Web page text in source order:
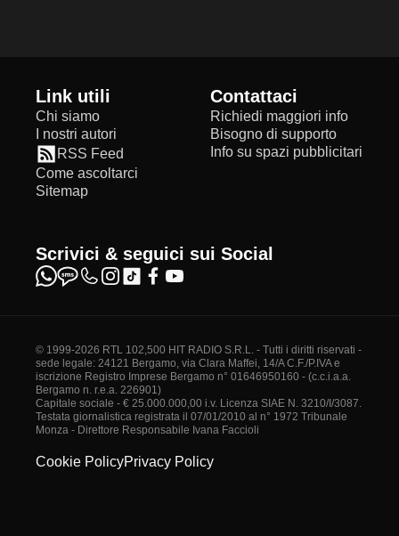
Link utili
Chi siamo
I nostri autori
RSS Feed
Come ascoltarci
Sitemap
Contattaci
Richiedi maggiori info
Bisogno di supporto
Info su spazi pubblicitari
Scrivici & seguici sui Social
© 1999-2026 RTL 102,500 HIT RADIO S.R.L. - Tutti i diritti riservati -
sede legale: 24121 Bergamo, via Clara Maffei, 14/A C.F./P.IVA e
iscrizione Registro Imprese Bergamo n° 01646950160 - (c.c.i.a.a.
Bergamo n. r.e.a. 226901)
Capitale sociale - € 25.000.000,00 i.v. Licenza SIAE N. 3210/I/3087.
Testata giornalistica registrata il 07/01/2010 al n° 1972 Tribunale
Monza - Direttore Responsabile Ivana Faccioli
Cookie PolicyPrivacy Policy